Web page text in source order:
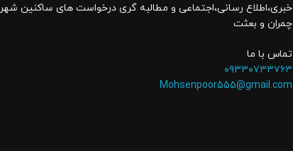
خبری،اطلاع رسانی،اجتماعی و مطالبه گری درخواست های ساکنین شهر
چمران و بعثت
تماس با ما
۰۹۳۳۰۷۳۳۷۶۳
Mohsenpoor555@gmail.com